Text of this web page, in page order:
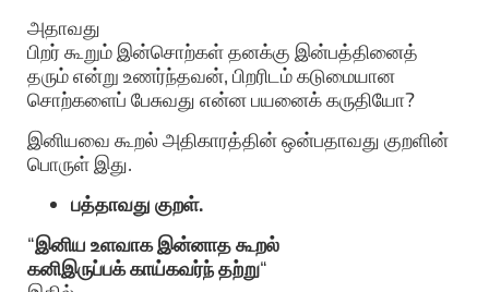
அதாவது
பிறர் கூறும் இன்சொற்கள் தனக்கு இன்பத்தினைத்
தரும் என்று உணர்ந்தவன், பிறரிடம் கடுமையான
சொற்களைப் பேசுவது என்ன பயனைக் கருதியோ?
இனியவை கூறல் அதிகாரத்தின் ஒன்பதாவது குறளின்
பொருள் இது.
பத்தாவது குறள்.
“இனிய உளவாக இன்னாத கூறல்
கனிஇருப்பக் காய்கவர்ந் தற்று“